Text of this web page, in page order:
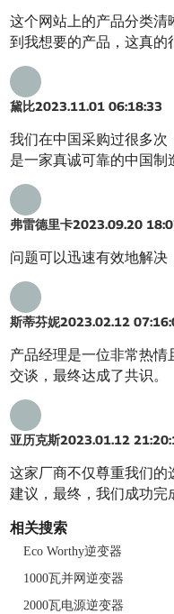
这个网站上的产品分类
到我想要的产品，这真的
黛比2023.11.01 06:18:33
我们在中国采购过很多次
是一家真诚可靠的中国制
弗雷德里卡2023.09.20
问题可以迅速有效地解决
斯蒂芬妮2023.02.12
产品经理是一位非常热
交谈，最终达成了共识。
亚历克斯2023.01.12
这家厂商不仅尊重我们的
建议，最终，我们成功完
相关搜索
Eco Worthy逆变器
1000瓦并网逆变器
2000瓦电源逆变器